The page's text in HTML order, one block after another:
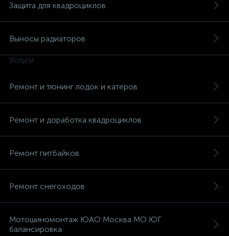
Защита для квадроциклов
Выносы радиаторов
Услуги
Ремонт и тюнинг лодок и катеров
Ремонт и доработка квадроциклов
Ремонт питбайков
Ремонт снегоходов
Мотошиномонтаж ЮАО Москва МО ЮГ
балансировка